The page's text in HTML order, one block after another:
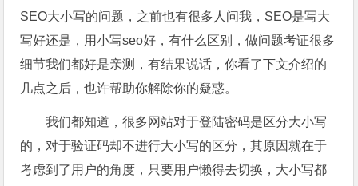
SEO大小写的问题，之前也有很多人问我，SEO是写大
写好还是，用小写seo好，有什么区别，做问题考证很多
细节我们都好是亲测，有结果说话，你看了下文介绍的
几点之后，也许帮助你解除你的疑惑。
我们都知道，很多网站对于登陆密码是区分大小写
的，对于验证码却不进行大小写的区分，其原因就在于
考虑到了用户的角度，只要用户懒得去切换，大小写都